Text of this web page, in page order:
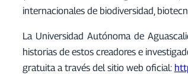
internacionales de biodiversidad,
La Universidad Autónoma de
historias de estos creadores e
gratuita a través del sitio web oficial: